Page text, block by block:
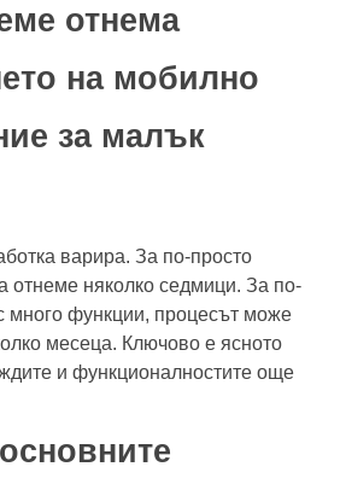
отнема
на мобилно
за малък
варира. За по-просто
отнеме няколко седмици. За по-
много функции, процесът може
месеца. Ключово е ясното
и функционалностите още